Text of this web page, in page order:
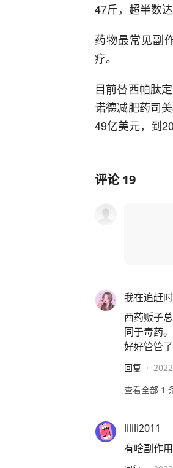
47斤，超半数
药物最常见副
疗。
目前替西帕肽
诺德减肥药司
49亿美元，到
评论19
我在追赶
西药贩子
同于毒药
好好管管了
回复 ·
查看全部 1
lilili2011
有啥副作用